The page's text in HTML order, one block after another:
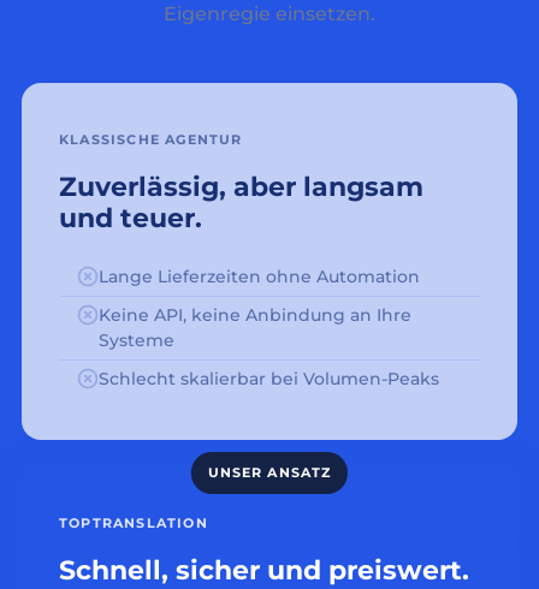
Eigenregie einsetzen.
KLASSISCHE AGENTUR
Zuverlässig, aber langsam
und teuer.
Lange Lieferzeiten ohne Automation
Keine API, keine Anbindung an Ihre
Systeme
Schlecht skalierbar bei Volumen-Peaks
TOPTRANSLATION
Schnell, sicher und preiswert.